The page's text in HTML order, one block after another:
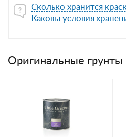
Сколько хранится
Каковы условия
Оригинальные